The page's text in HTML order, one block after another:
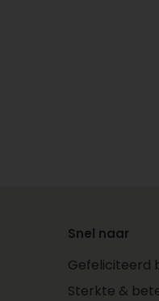
Snel naar
Gefeliciteerd
Sterkte &